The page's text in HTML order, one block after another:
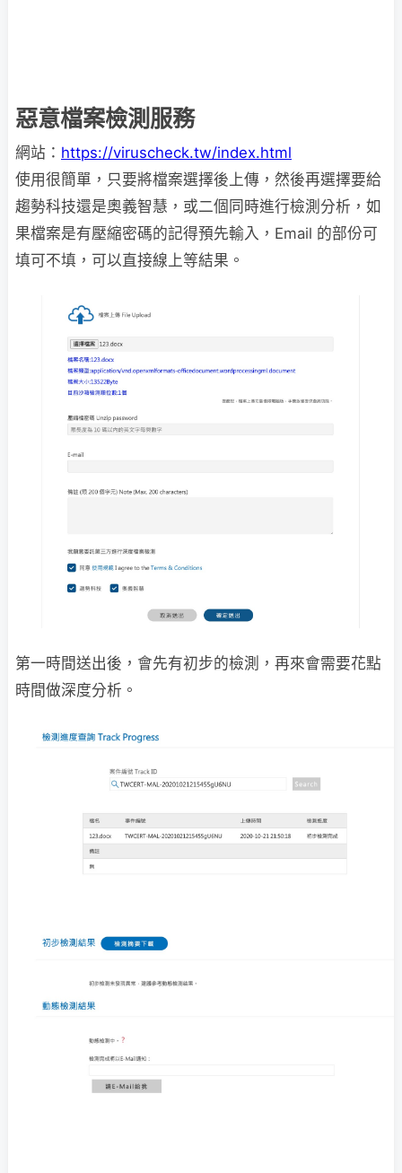
惡意檔案檢測服務
網站： https://viruscheck.tw/index.html
使用很簡單，只要將檔案選擇後上傳，然後再選擇要給
趨勢科技還是奧義智慧，或二個同時進行檢測分析，如
果檔案是有壓縮密碼的記得預先輸入，Email 的部份可
填可不填，可以直接線上等結果。
第一時間送出後，會先有初步的檢測，再來會需要花點
時間做深度分析。